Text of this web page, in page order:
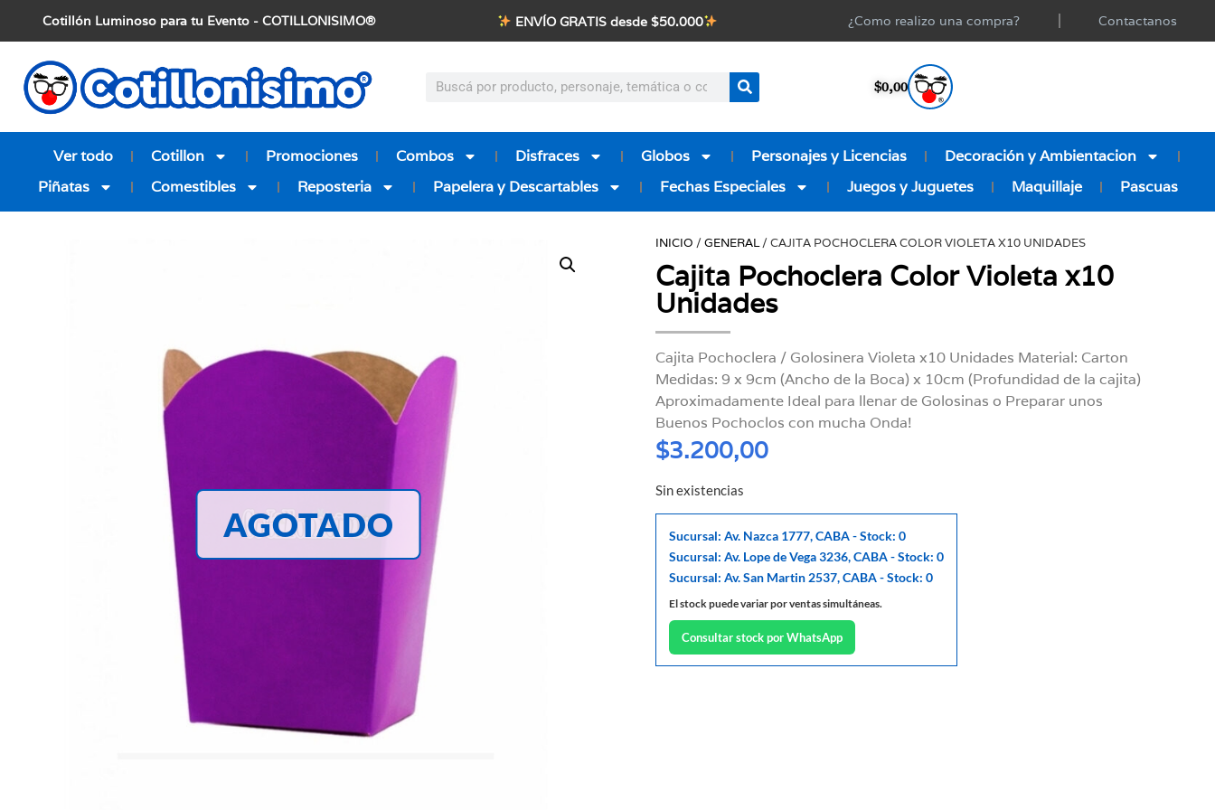
Cotillón Luminoso para tu Evento - COTILLONISIMO® ENVÍO GRATIS desde $50.000 ¿Como realizo una compra? Contactanos
$0,00
Ver todo Cotillon Promociones Combos Disfraces Globos Personajes y Licencias
Decoración y Ambientacion
Piñatas
Comestibles Reposteria Papelera y Descartables Fechas Especiales Juegos y Juguetes Maquillaje Pascuas
AGOTADO
INICIO /GENERAL/ CAJITA POCHOCLERA COLOR VIOLETA X10 UNIDADES
Cajita Pochoclera Color Violeta x10
Unidades
Cajita Pochoclera / Golosinera Violeta x10 Unidades Material: Carton
Medidas: 9 x 9cm (Ancho de la Boca) x 10cm (Profundidad de la cajita)
Aproximadamente Ideal para llenar de Golosinas o Preparar unos
Buenos Pochoclos con mucha Onda!
$3.200,00
Sin existencias
Sucursal: Av. Nazca 1777, CABA - Stock: 0
Sucursal: Av. Lope de Vega 3236, CABA - Stock: 0
Sucursal: Av. San Martin 2537, CABA - Stock: 0
El stock puede variar por ventas simultáneas.
Consultar stock por WhatsApp